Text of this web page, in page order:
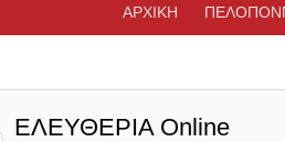
ΑΡΧΙΚΗ
ΕΛΕΥΘΕΡΙΑ Online